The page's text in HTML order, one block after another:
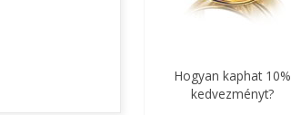
Hogyan kaphat 10%
kedvezményt?